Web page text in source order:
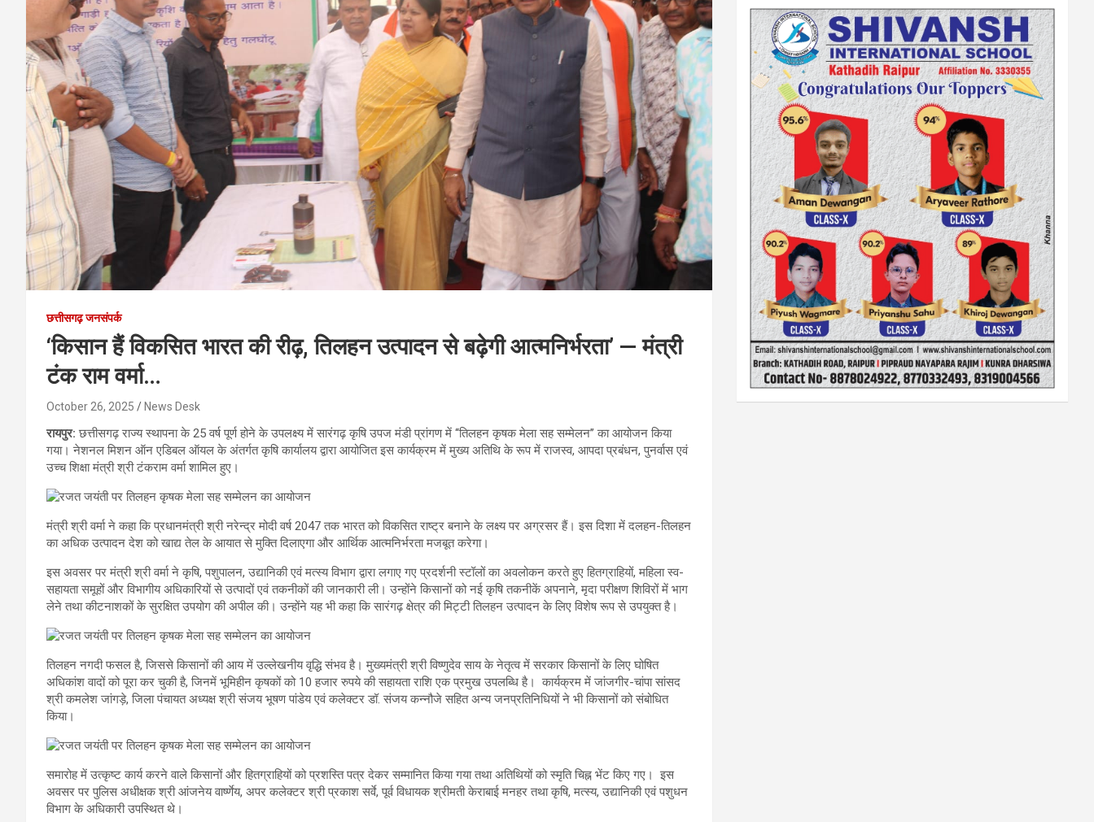
छत्तीसगढ़ जनसंपर्क
‘किसान हैं विकसित भारत की रीढ़, तिलहन उत्पादन से बढ़ेगी आत्मनिर्भरता’ — मंत्री
टंक राम वर्मा…
October 26, 2025 News Desk
रायपुर:छत्तीसगढ़ राज्य स्थापना के 25 वर्ष पूर्ण होने के उपलक्ष्य में सारंगढ़ कृषि उपज मंडी प्रांगण में ‘‘तिलहन कृषक मेला सह सम्मेलन’’ का आयोजन किया
गया। नेशनल मिशन ऑन एडिबल ऑयल के अंतर्गत कृषि कार्यालय द्वारा आयोजित इस कार्यक्रम में मुख्य अतिथि के रूप में राजस्व, आपदा प्रबंधन, पुनर्वास एवं
उच्च शिक्षा मंत्री श्री टंकराम वर्मा शामिल हुए।
मंत्री श्री वर्मा ने कहा कि प्रधानमंत्री श्री नरेन्द्र मोदी वर्ष 2047 तक भारत को विकसित राष्ट्र बनाने के लक्ष्य पर अग्रसर हैं। इस दिशा में दलहन-तिलहन
का अधिक उत्पादन देश को खाद्य तेल के आयात से मुक्ति दिलाएगा और आर्थिक आत्मनिर्भरता मजबूत करेगा।
इस अवसर पर मंत्री श्री वर्मा ने कृषि, पशुपालन, उद्यानिकी एवं मत्स्य विभाग द्वारा लगाए गए प्रदर्शनी स्टॉलों का अवलोकन करते हुए हितग्राहियों, महिला स्व-
सहायता समूहों और विभागीय अधिकारियों से उत्पादों एवं तकनीकों की जानकारी ली। उन्होंने किसानों को नई कृषि तकनीकें अपनाने, मृदा परीक्षण शिविरों में भाग
लेने तथा कीटनाशकों के सुरक्षित उपयोग की अपील की। उन्होंने यह भी कहा कि सारंगढ़ क्षेत्र की मिट्टी तिलहन उत्पादन के लिए विशेष रूप से उपयुक्त है।
तिलहन नगदी फसल है, जिससे किसानों की आय में उल्लेखनीय वृद्धि संभव है। मुख्यमंत्री श्री विष्णुदेव साय के नेतृत्व में सरकार किसानों के लिए घोषित
अधिकांश वादों को पूरा कर चुकी है, जिनमें भूमिहीन कृषकों को 10 हजार रुपये की सहायता राशि एक प्रमुख उपलब्धि है। कार्यक्रम में जांजगीर-चांपा सांसद
श्री कमलेश जांगड़े, जिला पंचायत अध्यक्ष श्री संजय भूषण पांडेय एवं कलेक्टर डॉ. संजय कन्नौजे सहित अन्य जनप्रतिनिधियों ने भी किसानों को संबोधित
किया।
समारोह में उत्कृष्ट कार्य करने वाले किसानों और हितग्राहियों को प्रशस्ति पत्र देकर सम्मानित किया गया तथा अतिथियों को स्मृति चिह्न भेंट किए गए। इस
अवसर पर पुलिस अधीक्षक श्री आंजनेय वार्ष्णेय, अपर कलेक्टर श्री प्रकाश सर्वे, पूर्व विधायक श्रीमती केराबाई मनहर तथा कृषि, मत्स्य, उद्यानिकी एवं पशुधन
विभाग के अधिकारी उपस्थित थे।